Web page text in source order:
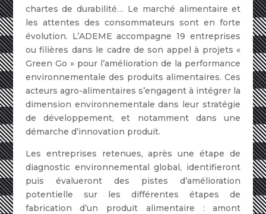
chartes de durabilité… Le marché alimentaire et
les attentes des consommateurs sont en forte
évolution. L’ADEME accompagne 19 entreprises
ou filières dans le cadre de son appel à projets «
Green Go » pour l’amélioration de la performance
environnementale des produits alimentaires. Ces
acteurs agro-alimentaires s’engagent à intégrer la
dimension environnementale dans leur stratégie
de développement, et notamment dans une
démarche d’innovation produit.
Les entreprises retenues, après une étape de
diagnostic environnemental global, identifieront
puis évalueront des pistes d’amélioration
potentielle sur les différentes étapes de
fabrication d’un produit alimentaire : amont